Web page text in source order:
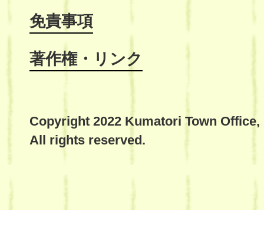
免責事項
著作権・リンク
Copyright 2022 Kumatori Town Office,
All rights reserved.